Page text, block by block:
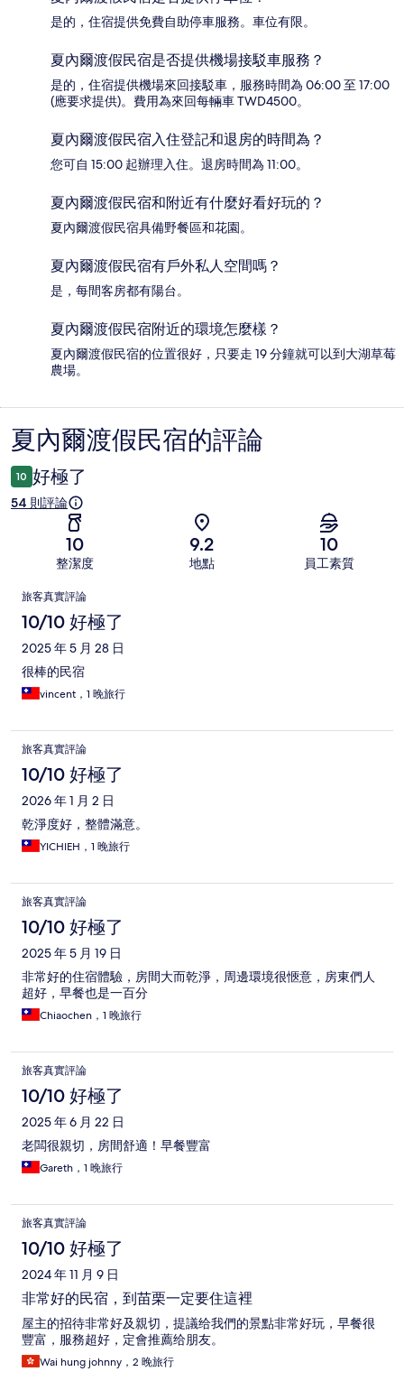
是的，住宿提供免費自助停車服務。車位有限。
夏內爾渡假民宿是否提供機場接駁車服務？
是的，住宿提供機場來回接駁車，服務時間為 06:00 至 17:00
(應要求提供)。費用為來回每輛車 TWD4500。
夏內爾渡假民宿入住登記和退房的時間為？
您可自 15:00 起辦理入住。退房時間為 11:00。
夏內爾渡假民宿和附近有什麼好看好玩的？
夏內爾渡假民宿具備野餐區和花園。
夏內爾渡假民宿有戶外私人空間嗎？
是，每間客房都有陽台。
夏內爾渡假民宿附近的環境怎麼樣？
夏內爾渡假民宿的位置很好，只要走 19 分鐘就可以到大湖草莓
農場。
評
論
夏內爾渡假民宿的評論
10 好極了
54 則評論
10
整潔度
9.2
地點
10
員工素質
評
論
旅客真實評論
10/10 好極了
2025 年 5 月 28 日
很棒的民宿
vincent，1 晚旅行
旅客真實評論
10/10 好極了
2026 年 1 月 2 日
乾淨度好，整體滿意。
YICHIEH，1 晚旅行
旅客真實評論
10/10 好極了
2025 年 5 月 19 日
非常好的住宿體驗，房間大而乾淨，周邊環境很愜意，房東們人
超好，早餐也是一百分
Chiaochen，1 晚旅行
旅客真實評論
10/10 好極了
2025 年 6 月 22 日
老闆很親切，房間舒適！早餐豐富
Gareth，1 晚旅行
旅客真實評論
10/10 好極了
2024 年 11 月 9 日
非常好的民宿，到苗栗一定要住這裡
屋主的招待非常好及親切，提議给我們的景點非常好玩，早餐很
豐富，服務超好，定會推薦给朋友。
Wai hung johnny，2 晚旅行